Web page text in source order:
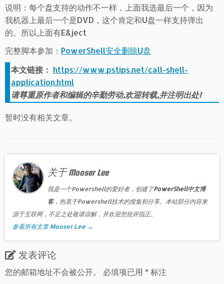
说明：每个盘支持的动作不一样，上面我选最后一个，因为
我机器上最后一个是DVD，这个肯定和U盘一样支持弹出
的。所以上面有E&ject
完整脚本参加： PowerShell安全删除U盘
本文链接： https://www.pstips.net/call-shell-
application.html
请尊重原作者和编辑的辛勤劳动,欢迎转载,并注明出处!
暂时没有相关文章。
关于 Mooser Lee
我是一个Powershell的爱好者，创建了PowerShell中文博
客，热衷于Powershell技术的搜集和分享。本站部分内容来
源于互联网，不足之处敬请谅解，并欢迎您批评指正。
参看所有文章 Mooser Lee →
发表评论
您的邮箱地址不会被公开。
必填项已用 *标注